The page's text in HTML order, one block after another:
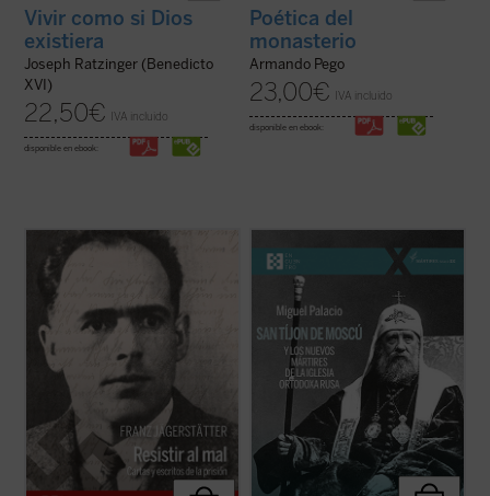
Vivir como si Dios
existiera
Joseph Ratzinger (Benedicto
XVI)
22,50€ IVA incluido
disponible en ebook:
Poética del
monasterio
Armando Pego
23,00€ IVA incluido
disponible en ebook:
Franz Jägerstätter, campesino austriaco,
casado, padre de tres niñas y ferviente
católico, fue ejecutado en 1943 por
negarse a servir en el ejército nazi. Se
publican aquí por primera vez en castellano
todos los escritos de Jägerstätter ...(ver
ficha)
1917, en los días de la revolución rusa. Su
mandato no duró ni ocho años. Falleció en
1925, a los sesenta años, casi seguro
envenenado. En 1989 fue declarado santo,
el primero de los nuevos mártires ...(ver
ficha)